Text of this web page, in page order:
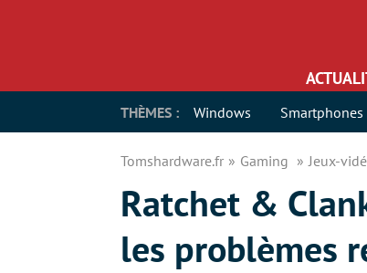
THÈMES : Windows Smartphones
Tomshardware.fr Gaming Jeux-
Ratchet &
les problèmes